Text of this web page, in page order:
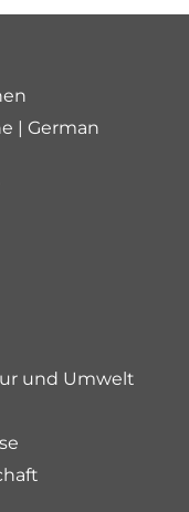
| German
und Umwelt